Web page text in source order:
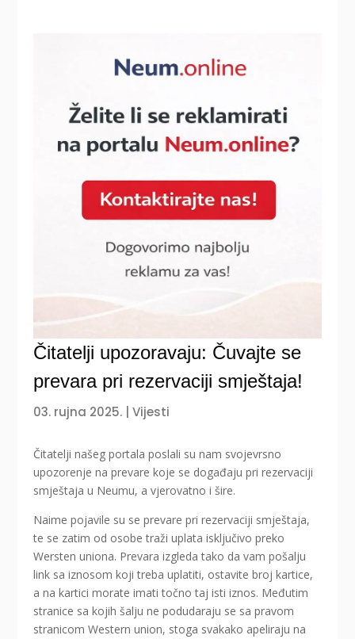
Čitatelji upozoravaju: Čuvajte se
prevara pri rezervaciji smještaja!
03. rujna 2025. |Vijesti
Čitatelji našeg portala poslali su nam svojevrsno
upozorenje na prevare koje se događaju pri rezervaciji
smještaja u Neumu, a vjerovatno i šire.
Naime pojavile su se prevare pri rezervaciji smještaja,
te se zatim od osobe traži uplata isključivo preko
Wersten uniona. Prevara izgleda tako da vam pošalju
link sa iznosom koji treba uplatiti, ostavite broj kartice,
a na kartici morate imati točno taj isti iznos. Međutim
stranice sa kojih šalju ne podudaraju se sa pravom
stranicom Western union, stoga svakako apeliraju na